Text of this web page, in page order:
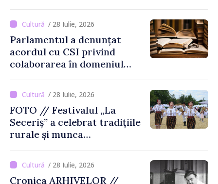
de-a șasea ediție
/ 28 Iulie, 2026
Parlamentul a denunțat
acordul cu CSI privind
colaborarea în domeniul
/ 28 Iulie, 2026
FOTO // Festivalul „La
Seceriș” a celebrat tradițiile
rurale și munca
/ 28 Iulie, 2026
Cronica ARHIVELOR //